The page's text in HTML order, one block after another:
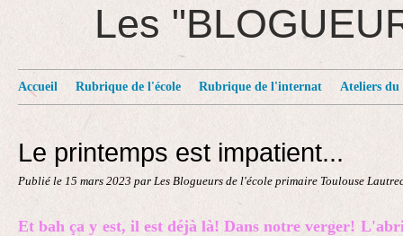
Les
Accueil Rubrique de l'école Rubrique de l'internat Ateliers du
Le printemps est impatient...
Publié le 15 mars 2023 par Les Blogueurs de l'école primaire Toulouse
Et bah ça y est, il est déjà là! Dans notre verger!